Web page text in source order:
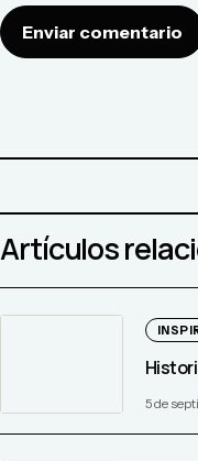
Enviar comentario
Artículos
5 de